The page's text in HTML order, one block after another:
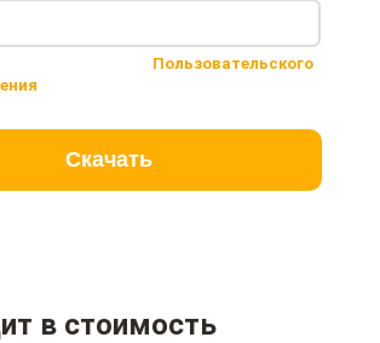
Пользовательского
Скачать
в стоимость